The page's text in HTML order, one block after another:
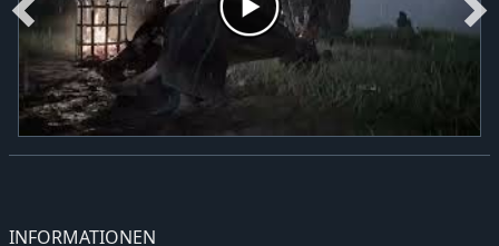
INFORMATIONEN